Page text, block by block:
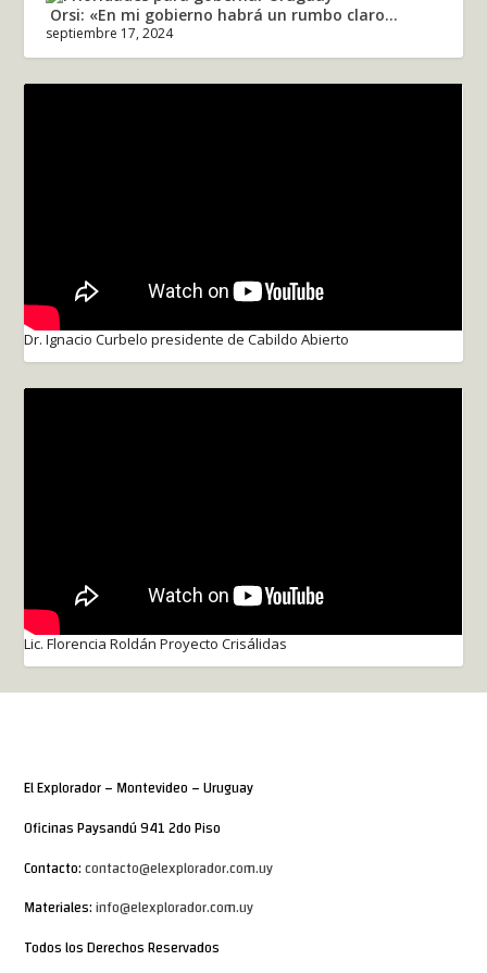
Orsi: «En mi gobierno habrá un rumbo claro...
septiembre 17, 2024
Dr. Ignacio Curbelo presidente de Cabildo Abierto
Lic. Florencia Roldán Proyecto Crisálidas
El Explorador – Montevideo – Uruguay
Oficinas Paysandú 941 2do Piso
Contacto:contacto@elexplorador.com.uy
Materiales:info@elexplorador.com.uy
Todos los Derechos Reservados